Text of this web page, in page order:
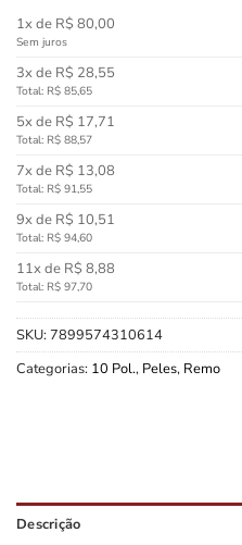
1x de R$ 80,00
Sem juros
3x de R$ 28,55
Total: R$ 85,65
5x de R$ 17,71
Total: R$ 88,57
7x de R$ 13,08
Total: R$ 91,55
9x de R$ 10,51
Total: R$ 94,60
11x de R$ 8,88
Total: R$ 97,70
SKU:7899574310614
Categorias: 10 Pol., Peles, Remo
Descrição